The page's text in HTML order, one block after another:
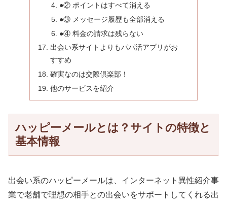
●② ポイントはすべて消える
●③ メッセージ履歴も全部消える
●④ 料金の請求は残らない
出会い系サイトよりもパパ活アプリがお
すすめ
確実なのは交際倶楽部！
他のサービスを紹介
ハッピーメールとは？サイトの特徴と
基本情報
出会い系のハッピーメールは、インターネット異性紹介事
業で老舗で理想の相手との出会いをサポートしてくれる出